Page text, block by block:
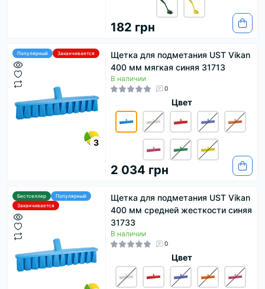
182 грн
Популярный Заканчивается
3
Щетка для подметания UST Vikan
400 мм мягкая синяя 31713
В наличии
0
Цвет
2 034 грн
Бестселлер
Популярный
Заканчивается
Щетка для подметания UST Vikan
400 мм средней жесткости синяя
31733
В наличии
0
Цвет